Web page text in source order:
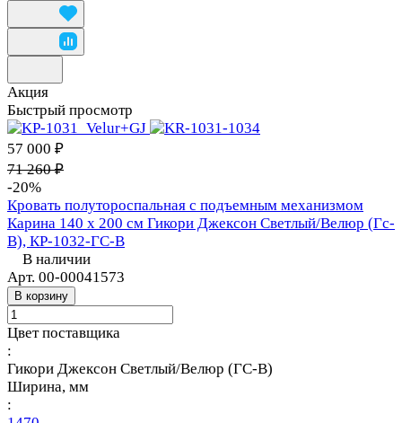
Акция
Быстрый просмотр
57 000 ₽
71 260 ₽
-20%
Кровать полутороспальная с подъемным механизмом
Карина 140 х 200 см Гикори Джексон Светлый/Велюр (Гс-
В), КР-1032-ГС-В
В наличии
Арт. 00-00041573
В корзину
Цвет поставщика
:
Гикори Джексон Светлый/Велюр (ГС-В)
Ширина, мм
: